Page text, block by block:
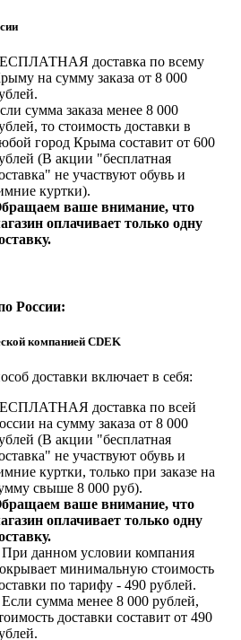
доставка по всему
на сумму заказа от 8 000
сумма заказа менее 8 000
то стоимость доставки в
город Крыма составит от 600
(В акции "бесплатная
не участвуют обувь и
куртки).
ваше внимание, что
оплачивает только одну
России:
компанией CDEK
доставки включает в себя:
доставка по всей
на сумму заказа от 8 000
(В акции "бесплатная
не участвуют обувь и
куртки, только при заказе на
свыше 8 000 руб).
ваше внимание, что
оплачивает только одну
данном условии компания
минимальную стоимость
по тарифу - 490 рублей.
сумма менее 8 000 рублей,
доставки составит от 490